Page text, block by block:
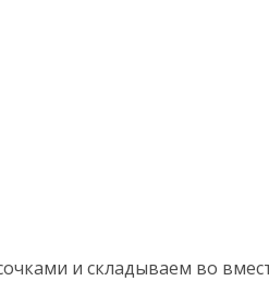
и складываем во